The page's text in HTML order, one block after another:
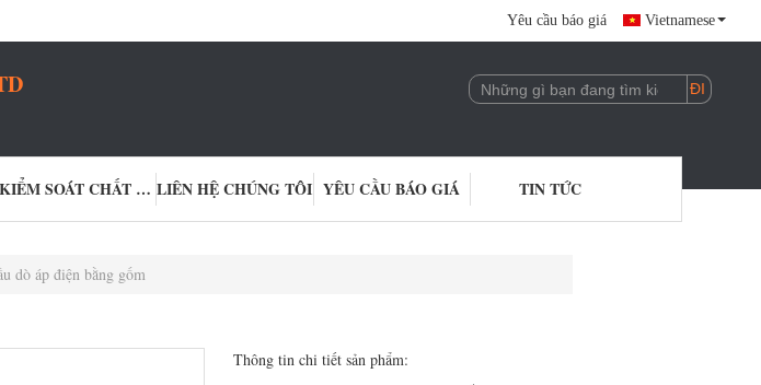
Yêu cầu báo giá Vietnamese
KIỂM SOÁT CHẤT LƯỢNG LIÊN HỆ CHÚNG TÔI YÊU CẦU BÁO GIÁ TIN TỨC
dò áp điện bằng gốm
Thông tin chi tiết sản phẩm: